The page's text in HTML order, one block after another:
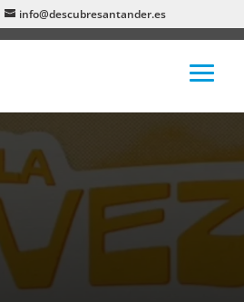
info@descubresantander.es